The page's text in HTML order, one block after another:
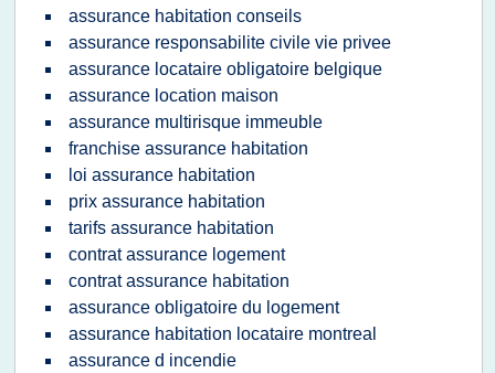
assurance habitation conseils
assurance responsabilite civile vie privee
assurance locataire obligatoire belgique
assurance location maison
assurance multirisque immeuble
franchise assurance habitation
loi assurance habitation
prix assurance habitation
tarifs assurance habitation
contrat assurance logement
contrat assurance habitation
assurance obligatoire du logement
assurance habitation locataire montreal
assurance d incendie